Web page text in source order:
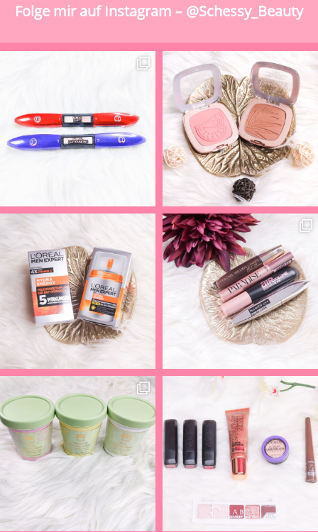
Folge mir auf Instagram – @Schessy_Beauty